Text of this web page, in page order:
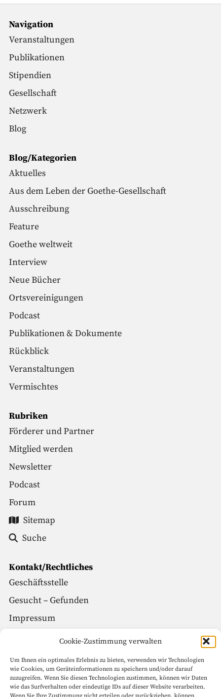
Cookie-Zustimmung verwalten
Um Ihnen ein optimales Erlebnis zu bieten, verwenden wir Technologien
wie Cookies, um Geräteinformationen zu speichern und/oder darauf
zuzugreifen. Wenn Sie diesen Technologien zustimmen, können wir Daten
wie das Surfverhalten oder eindeutige IDs auf dieser Website verarbeiten.
Navigation
Veranstaltungen
Publikationen
Stipendien
Gesellschaft
Netzwerk
Blog
Blog/Kategorien
Aktuelles
Aus dem Leben der Goethe-Gesellschaft
Ausschreibung
Feature
Goethe weltweit
Interview
Neue Bücher
Ortsvereinigungen
Podcast
Publikationen & Dokumente
Rückblick
Veranstaltungen
Vermischtes
Rubriken
Förderer und Partner
Mitglied werden
Newsletter
Podcast
Forum
Sitemap
Suche
Kontakt/Rechtliches
Geschäftsstelle
Gesucht – Gefunden
Impressum
Social Media
Facebook